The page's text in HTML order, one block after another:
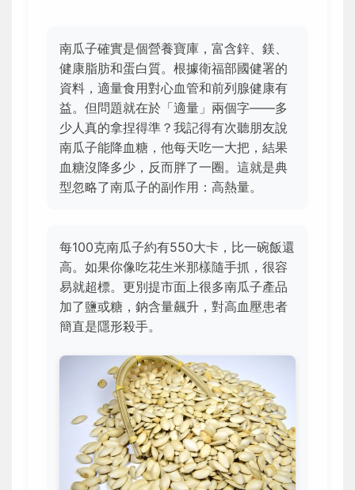
南瓜子確實是個營養寶庫，富含鋅、鎂、
健康脂肪和蛋白質。根據衛福部國健署的
資料，適量食用對心血管和前列腺健康有
益。但問題就在於「適量」兩個字——多
少人真的拿捏得準？我記得有次聽朋友說
南瓜子能降血糖，他每天吃一大把，結果
血糖沒降多少，反而胖了一圈。這就是典
型忽略了南瓜子的副作用：高熱量。
每100克南瓜子約有550大卡，比一碗飯還
高。如果你像吃花生米那樣隨手抓，很容
易就超標。更別提市面上很多南瓜子產品
加了鹽或糖，鈉含量飆升，對高血壓患者
簡直是隱形殺手。